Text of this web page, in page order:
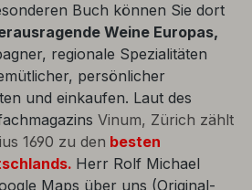
Buch können Sie dort
Weine Europas,
regionale Spezialitäten
persönlicher
und einkaufen. Laut des
Vinum, Zürich zählt
1690 zu den besten
Herr Rolf Michael
Maps über uns (Original-